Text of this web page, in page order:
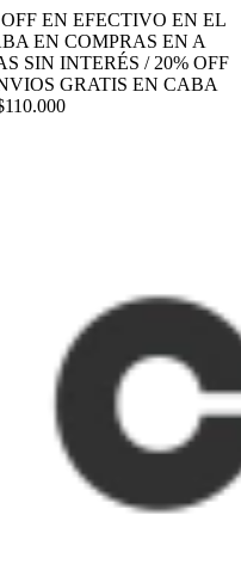
EN EFECTIVO EN EL
EN COMPRAS EN A
SIN INTERÉS / 20% OFF
GRATIS EN CABA